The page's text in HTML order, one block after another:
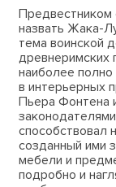
Предвестником
назвать Жака-
тема воинской
древнеримских
наиболее
в интерьерных
Пьера Фонтена
способствовал
созданный ими
мебели и
подробно и